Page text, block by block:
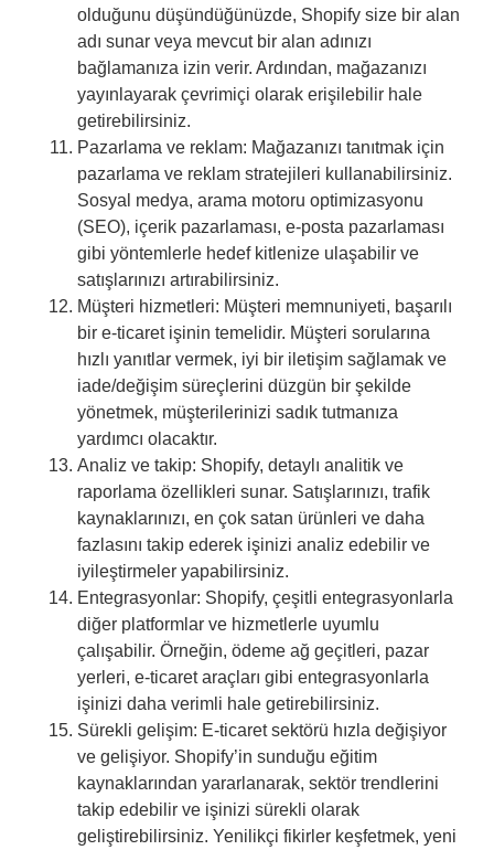
olduğunu düşündüğünüzde, Shopify size bir alan
adı sunar veya mevcut bir alan adınızı
bağlamanıza izin verir. Ardından, mağazanızı
yayınlayarak çevrimiçi olarak erişilebilir hale
getirebilirsiniz.
Pazarlama ve reklam: Mağazanızı tanıtmak için
pazarlama ve reklam stratejileri kullanabilirsiniz.
Sosyal medya, arama motoru optimizasyonu
(SEO), içerik pazarlaması, e-posta pazarlaması
gibi yöntemlerle hedef kitlenize ulaşabilir ve
satışlarınızı artırabilirsiniz.
Müşteri hizmetleri: Müşteri memnuniyeti, başarılı
bir e-ticaret işinin temelidir. Müşteri sorularına
hızlı yanıtlar vermek, iyi bir iletişim sağlamak ve
iade/değişim süreçlerini düzgün bir şekilde
yönetmek, müşterilerinizi sadık tutmanıza
yardımcı olacaktır.
Analiz ve takip: Shopify, detaylı analitik ve
raporlama özellikleri sunar. Satışlarınızı, trafik
kaynaklarınızı, en çok satan ürünleri ve daha
fazlasını takip ederek işinizi analiz edebilir ve
iyileştirmeler yapabilirsiniz.
Entegrasyonlar: Shopify, çeşitli entegrasyonlarla
diğer platformlar ve hizmetlerle uyumlu
çalışabilir. Örneğin, ödeme ağ geçitleri, pazar
yerleri, e-ticaret araçları gibi entegrasyonlarla
işinizi daha verimli hale getirebilirsiniz.
Sürekli gelişim: E-ticaret sektörü hızla değişiyor
ve gelişiyor. Shopify’in sunduğu eğitim
kaynaklarından yararlanarak, sektör trendlerini
takip edebilir ve işinizi sürekli olarak
geliştirebilirsiniz. Yenilikçi fikirler keşfetmek, yeni